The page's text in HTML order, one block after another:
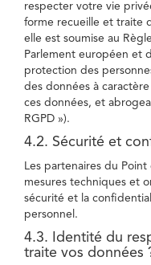
respecter votre vie
forme recueille et traite
elle est soumise au
Parlement européen et
protection des
des données à
ces données, et
RGPD »).
4.2. Sécurité et
Les partenaires du
mesures techniques et
sécurité et la
personnel.
4.3. Identité du
traite vos données